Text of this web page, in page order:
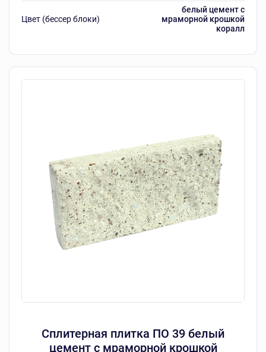
Цвет (бессер блоки)
белый цемент с
мраморной крошкой
коралл
Сплитерная плитка ПО 39 белый
цемент с мраморной крошкой